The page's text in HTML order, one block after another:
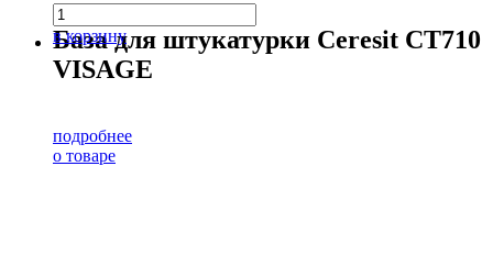
в корзину
База для штукатурки Ceresit CT710
VISAGE
подробнее
о товаре